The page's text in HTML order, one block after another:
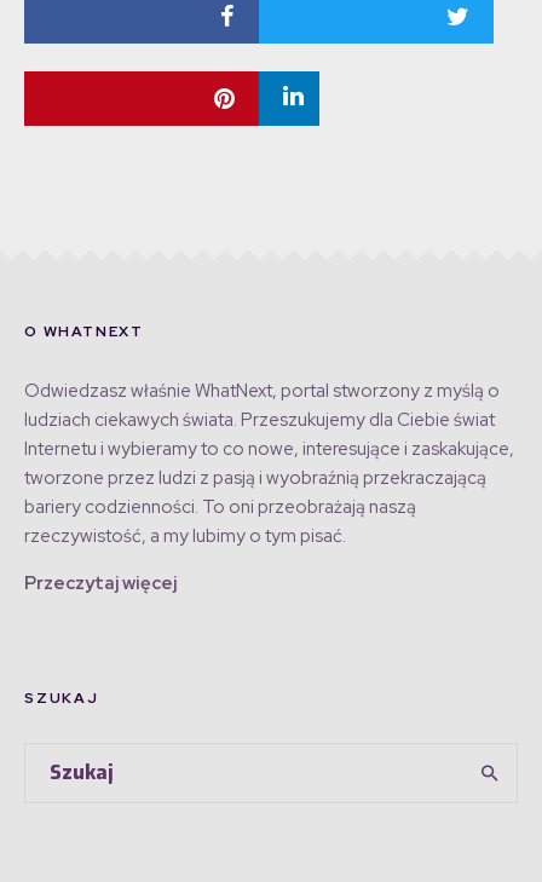
O WHATNEXT
Odwiedzasz właśnie WhatNext, portal stworzony z myślą o
ludziach ciekawych świata. Przeszukujemy dla Ciebie świat
Internetu i wybieramy to co nowe, interesujące i zaskakujące,
tworzone przez ludzi z pasją i wyobraźnią przekraczającą
bariery codzienności. To oni przeobrażają naszą
rzeczywistość, a my lubimy o tym pisać.
Przeczytaj więcej
SZUKAJ